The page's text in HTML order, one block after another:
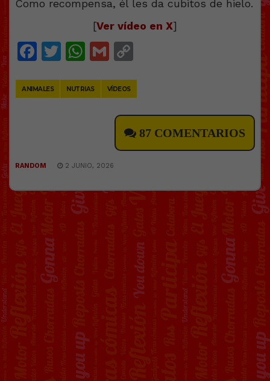
[Ver vídeo en X]
Facebook
Twitter
WhatsApp
Gmail
ANIMALES NUTRIAS VÍDEOS
87 COMENTARIOS
RANDOM 2 JUNIO, 2026